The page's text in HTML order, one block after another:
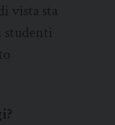
vista sta
studenti